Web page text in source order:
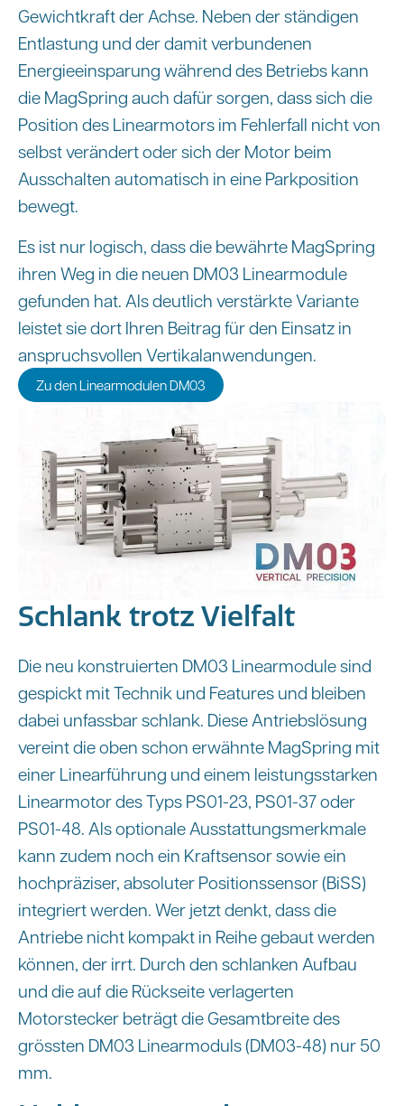
Gewichtkraft der Achse. Neben der ständigen
Entlastung und der damit verbundenen
Energieeinsparung während des Betriebs kann
die MagSpring auch dafür sorgen, dass sich die
Position des Linearmotors im Fehlerfall nicht von
selbst verändert oder sich der Motor beim
Ausschalten automatisch in eine Parkposition
bewegt.
Es ist nur logisch, dass die bewährte MagSpring
ihren Weg in die neuen DM03 Linearmodule
gefunden hat. Als deutlich verstärkte Variante
leistet sie dort Ihren Beitrag für den Einsatz in
anspruchsvollen Vertikalanwendungen.
Zu den Linearmodulen DM03
Schlank trotz Vielfalt
Die neu konstruierten DM03 Linearmodule sind
gespickt mit Technik und Features und bleiben
dabei unfassbar schlank. Diese Antriebslösung
vereint die oben schon erwähnte MagSpring mit
einer Linearführung und einem leistungsstarken
Linearmotor des Typs PS01-23, PS01-37 oder
PS01-48. Als optionale Ausstattungsmerkmale
kann zudem noch ein Kraftsensor sowie ein
hochpräziser, absoluter Positionssensor (BiSS)
integriert werden. Wer jetzt denkt, dass die
Antriebe nicht kompakt in Reihe gebaut werden
können, der irrt. Durch den schlanken Aufbau
und die auf die Rückseite verlagerten
Motorstecker beträgt die Gesamtbreite des
grössten DM03 Linearmoduls (DM03-48) nur 50
mm.